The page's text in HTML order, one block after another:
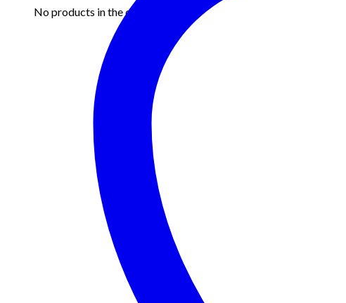
No products in the cart.